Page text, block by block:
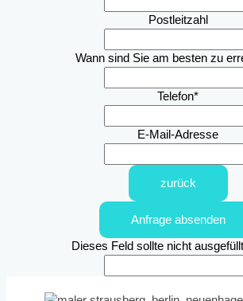
Postleitzahl
Wann sind Sie am besten zu
Telefon*
E-Mail-Adresse
zurück
Anfrage absenden
Dieses Feld sollte nicht